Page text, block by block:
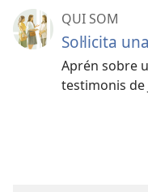
QUI SOM
Soŀlicita
Aprén sobre
testimonis de